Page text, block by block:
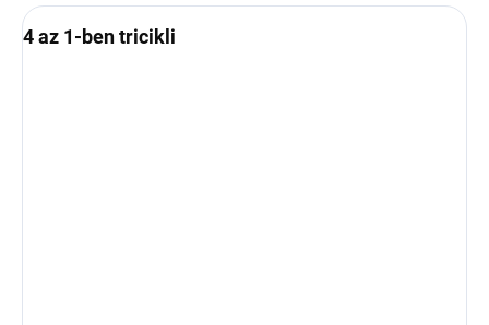
4 az 1-ben tricikli